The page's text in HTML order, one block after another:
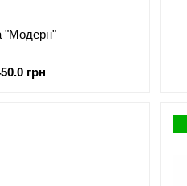
"Модерн"
грн